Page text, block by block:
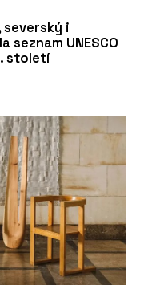
i
seznam UNESCO
století